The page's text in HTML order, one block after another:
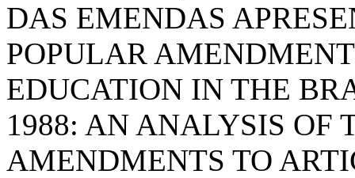
DAS EMENDAS
POPULAR
EDUCATION IN THE
1988: AN ANALYSIS OF
AMENDMENTS TO